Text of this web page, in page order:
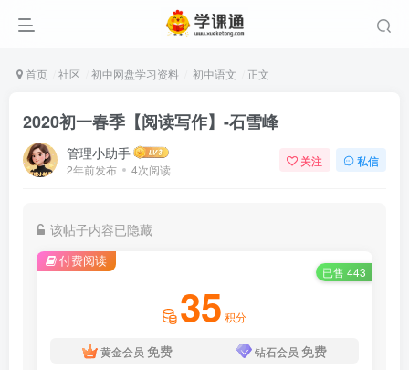
首页 社区 初中网盘学习资料 初中语文 正文
2020初一春季【阅读写作】-石雪峰
管理小助手
2年前发布 4次阅读
关注 私信
该帖子内容已隐藏
付费阅读
已售 443
35 积分
黄金会员 免费 钻石会员 免费